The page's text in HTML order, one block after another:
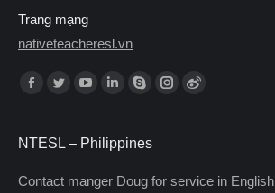
Trang mạng
nativeteacheresl.vn
Find us on:
Facebook
Twitter YouTubeLinkedinSkypeInstagram
Weibo
NTESL – Philippines
Contact manger Doug for service in English